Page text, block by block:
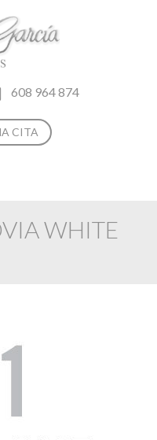
608 964 874
CITA
WHITE